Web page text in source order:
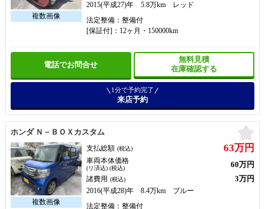
2015(平成27)年 5.8万km レッド
法定整備：整備付
[保証付]：12ヶ月・150000km
電話でお問合せ
無料見積
在庫確認する
1分で予約完了
来店予約
ホンダ Ｎ－ＢＯＸカスタム
支払総額 (税込) 63万円
車両本体価格
(リ済込) (税込) 60万円
諸費用 (税込) 3万円
2016(平成28)年 8.4万km ブルー
法定整備：整備付